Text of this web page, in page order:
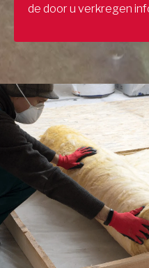
de door u verkregen